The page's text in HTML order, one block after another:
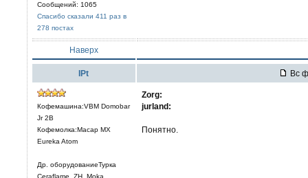
Сообщений: 1065
Спасибо сказали 411 раз в
278 постах
Наверх
IPt Вс
Кофемашина:VBM Domobar
Jr 2B
Кофемолка:Macap MX
Eureka Atom
Др. оборудованиеТурка
Ceraflame, ZH, Moka
Zorg:
jurland:
Понятно.